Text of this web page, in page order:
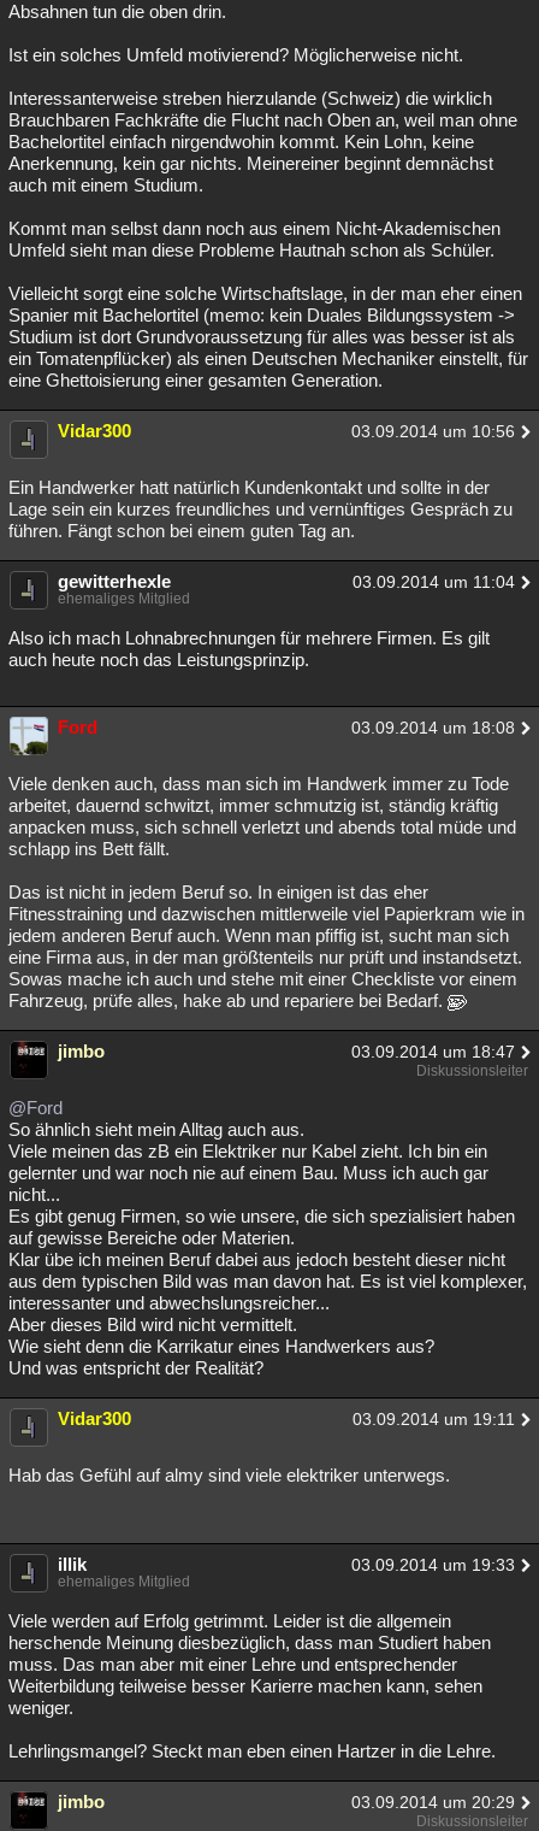
Absahnen tun die oben drin.
Ist ein solches Umfeld motivierend? Möglicherweise nicht.
Interessanterweise streben hierzulande (Schweiz) die wirklich
Brauchbaren Fachkräfte die Flucht nach Oben an, weil man ohne
Bachelortitel einfach nirgendwohin kommt. Kein Lohn, keine
Anerkennung, kein gar nichts. Meinereiner beginnt demnächst
auch mit einem Studium.
Kommt man selbst dann noch aus einem Nicht-Akademischen
Umfeld sieht man diese Probleme Hautnah schon als Schüler.
Vielleicht sorgt eine solche Wirtschaftslage, in der man eher einen
Spanier mit Bachelortitel (memo: kein Duales Bildungssystem ->
Studium ist dort Grundvoraussetzung für alles was besser ist als
ein Tomatenpflücker) als einen Deutschen Mechaniker einstellt, für
eine Ghettoisierung einer gesamten Generation.
Vidar300 03.09.2014 um 10:56
Ein Handwerker hatt natürlich Kundenkontakt und sollte in der
Lage sein ein kurzes freundliches und vernünftiges Gespräch zu
führen. Fängt schon bei einem guten Tag an.
gewitterhexle 03.09.2014 um 11:04
ehemaliges Mitglied
Also ich mach Lohnabrechnungen für mehrere Firmen. Es gilt
auch heute noch das Leistungsprinzip.
Ford 03.09.2014 um 18:08
Viele denken auch, dass man sich im Handwerk immer zu Tode
arbeitet, dauernd schwitzt, immer schmutzig ist, ständig kräftig
anpacken muss, sich schnell verletzt und abends total müde und
schlapp ins Bett fällt.
Das ist nicht in jedem Beruf so. In einigen ist das eher
Fitnesstraining und dazwischen mittlerweile viel Papierkram wie in
jedem anderen Beruf auch. Wenn man pfiffig ist, sucht man sich
eine Firma aus, in der man größtenteils nur prüft und instandsetzt.
Sowas mache ich auch und stehe mit einer Checkliste vor einem
Fahrzeug, prüfe alles, hake ab und repariere bei Bedarf.
jimbo 03.09.2014 um 18:47
Diskussionsleiter
@Ford
So ähnlich sieht mein Alltag auch aus.
Viele meinen das zB ein Elektriker nur Kabel zieht. Ich bin ein
gelernter und war noch nie auf einem Bau. Muss ich auch gar
nicht...
Es gibt genug Firmen, so wie unsere, die sich spezialisiert haben
auf gewisse Bereiche oder Materien.
Klar übe ich meinen Beruf dabei aus jedoch besteht dieser nicht
aus dem typischen Bild was man davon hat. Es ist viel komplexer,
interessanter und abwechslungsreicher...
Aber dieses Bild wird nicht vermittelt.
Wie sieht denn die Karrikatur eines Handwerkers aus?
Und was entspricht der Realität?
Vidar300 03.09.2014 um 19:11
Hab das Gefühl auf almy sind viele elektriker unterwegs.
illik 03.09.2014 um 19:33
ehemaliges Mitglied
Viele werden auf Erfolg getrimmt. Leider ist die allgemein
herschende Meinung diesbezüglich, dass man Studiert haben
muss. Das man aber mit einer Lehre und entsprechender
Weiterbildung teilweise besser Karierre machen kann, sehen
weniger.
Lehrlingsmangel? Steckt man eben einen Hartzer in die Lehre.
jimbo 03.09.2014 um 20:29
Diskussionsleiter